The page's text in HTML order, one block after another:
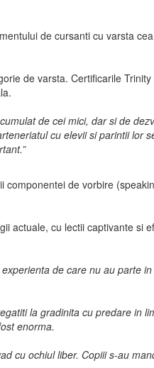
de cursanti cu varsta
de varsta. Certificarile
de cei mici, dar si de
cu elevii si parintii lor
de vorbire
actuale, cu lectii captivante si
de care nu au parte
la gradinita cu predare in
enorma.
cu ochiul liber. Copiii s-au